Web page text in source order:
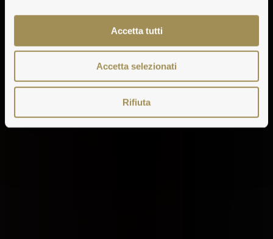
Accetta tutti
Accetta selezionati
Rifiuta